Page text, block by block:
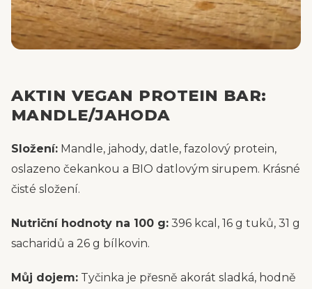
AKTIN VEGAN PROTEIN BAR:
MANDLE/JAHODA
Složení: Mandle, jahody, datle, fazolový protein,
oslazeno čekankou a BIO datlovým sirupem. Krásné
čisté složení.
Nutriční hodnoty na 100 g: 396 kcal, 16 g tuků, 31 g
sacharidů a 26 g bílkovin.
Můj dojem: Tyčinka je přesně akorát sladká, hodně